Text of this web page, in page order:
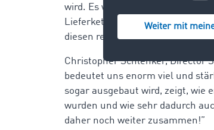
wird. Es wird gerade in diesen
Lieferketten sind. Die IT-
diesen renommierten Partner
Christopher Schlenker, Director
bedeutet uns enorm viel und
sogar ausgebaut wird, zeigt, wie
wurden und wie sehr dadurch
daher noch weiter zusammen!”